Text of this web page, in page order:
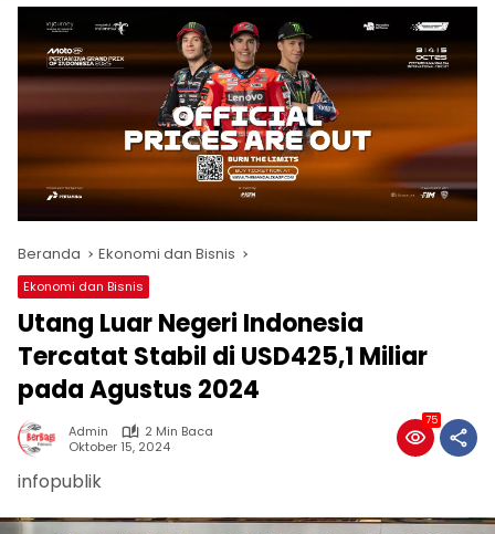
Beranda Ekonomi dan Bisnis
Ekonomi dan Bisnis
Utang Luar Negeri Indonesia
Tercatat Stabil di USD425,1 Miliar
pada Agustus 2024
Admin
2 Min Baca
Oktober 15, 2024
75
infopublik